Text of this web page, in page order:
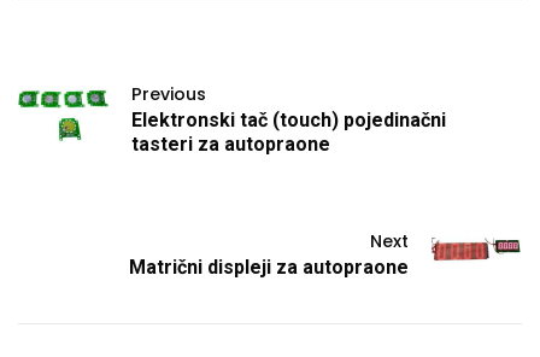
Previous
Elektronski tač (touch) pojedinačni
tasteri za autopraone
Next
Matrični displeji za autopraone